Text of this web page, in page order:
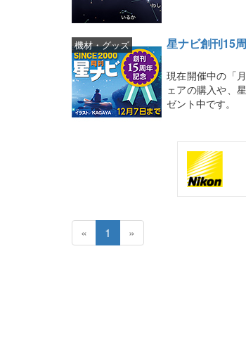
星ナビ創刊15
機材・グッズ
現在開催中の「
ェアの購入や、
ゼント中です。
« 1 »